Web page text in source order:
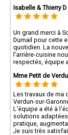
Isabelle & Thierry
Un grand merci à
Dumail pour cette
quotidien. La
l’arrière-cuisine
respectés, équipe
Mme Petit de
Les travaux de ma
Verdun-sur-
L'équipe a été à
solutions
pratique,
Je suis très